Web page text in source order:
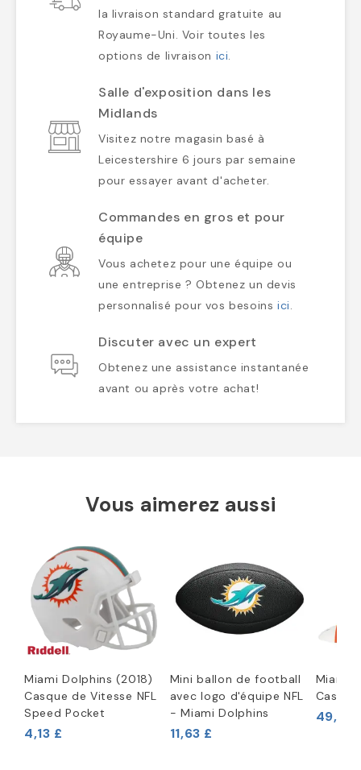
la livraison standard gratuite au
Royaume-Uni. Voir toutes les
options de livraison ici.
Salle d'exposition dans les
Midlands
Visitez notre magasin basé à
Leicestershire 6 jours par semaine
pour essayer avant d'acheter.
Commandes en gros et pour
équipe
Vous achetez pour une équipe ou
une entreprise ? Obtenez un devis
personnalisé pour vos besoinsici.
Discuter avec un expert
Obtenez une assistance instantanée
avant ou après votre achat!
Vous aimerez aussi
Miami Dolphins (2018)
Casque de Vitesse NFL
Speed Pocket
4,13 £
Mini ballon de football
avec logo d'équipe NFL
- Miami Dolphins
11,63 £
Miami
49,96